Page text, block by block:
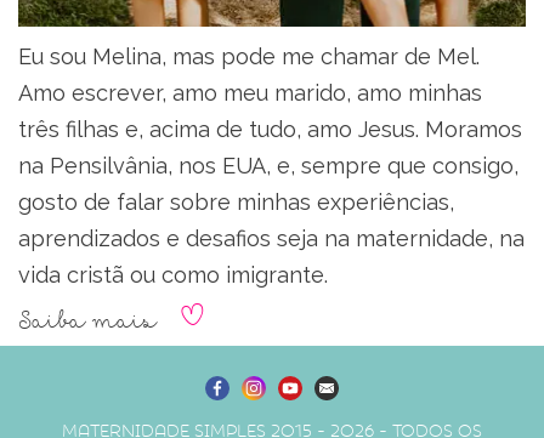
Eu sou Melina, mas pode me chamar de Mel.
Amo escrever, amo meu marido, amo minhas
três filhas e, acima de tudo, amo Jesus. Moramos
na Pensilvânia, nos EUA, e, sempre que consigo,
gosto de falar sobre minhas experiências,
aprendizados e desafios seja na maternidade, na
vida cristã ou como imigrante.
Saiba mais
Maternidade Simples 2015 - 2026 - Todos os